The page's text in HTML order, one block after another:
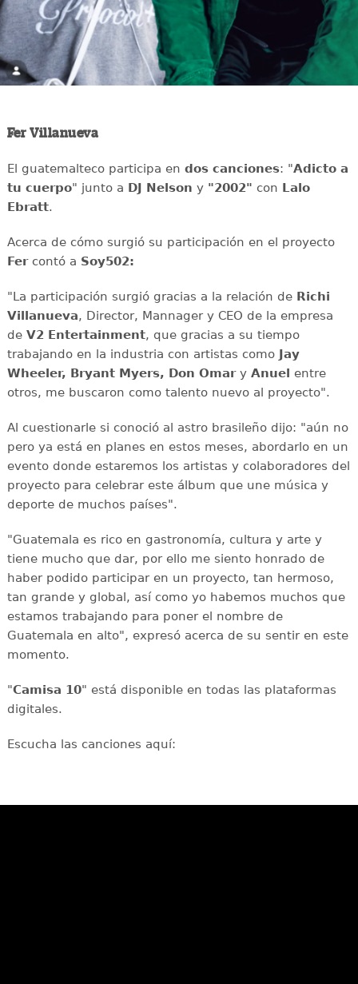
Fer Villanueva
El guatemalteco participa en dos canciones: "Adicto a
tu cuerpo" junto a DJ Nelson y"2002" con Lalo
Ebratt.
Acerca de cómo surgió su participación en el proyecto
Fercontó a Soy502:
"La participación surgió gracias a la relación de Richi
Villanueva, Director, Mannager y CEO de la empresa
de V2 Entertainment, que gracias a su tiempo
trabajando en la industria con artistas comoJay
Wheeler, Bryant Myers, Don Omar yAnuel entre
otros, me buscaron como talento nuevo al proyecto".
Al cuestionarle si conoció al astro brasileño dijo: "aún no
pero ya está en planes en estos meses, abordarlo en un
evento donde estaremos los artistas y colaboradores del
proyecto para celebrar este álbum que une música y
deporte de muchos países".
"Guatemala es rico en gastronomía, cultura y arte y
tiene mucho que dar, por ello me siento honrado de
haber podido participar en un proyecto, tan hermoso,
tan grande y global, así como yo habemos muchos que
estamos trabajando para poner el nombre de
Guatemala en alto", expresó acerca de su sentir en este
momento.
"Camisa 10" está disponible en todas las plataformas
digitales.
Escucha las canciones aquí: